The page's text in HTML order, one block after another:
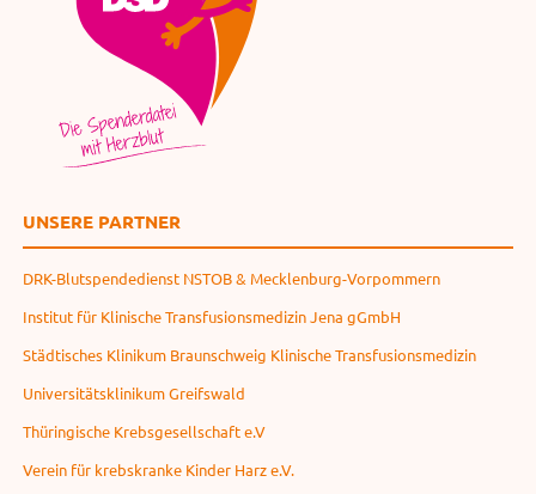
UNSERE PARTNER
DRK-Blutspendedienst NSTOB & Mecklenburg-Vorpommern
Institut für Klinische Transfusionsmedizin Jena gGmbH
Städtisches Klinikum Braunschweig Klinische Transfusionsmedizin
Universitätsklinikum Greifswald
Thüringische Krebsgesellschaft e.V
Verein für krebskranke Kinder Harz e.V.